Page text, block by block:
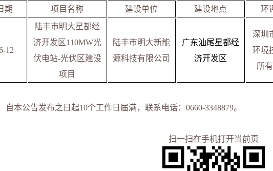
期 项目名称 建设单位 建设地点 环
12
陆丰市明大星都经
济开发区110MW光
伏电站-光伏区建设
项目
陆丰市明大新能
源科技有限公司
广东汕尾星都经
济开发区
深圳
环境
所
自本公告发布之日起10个工作日届满，联系电话： 0660-3348879。
扫一扫在手机打开当前页